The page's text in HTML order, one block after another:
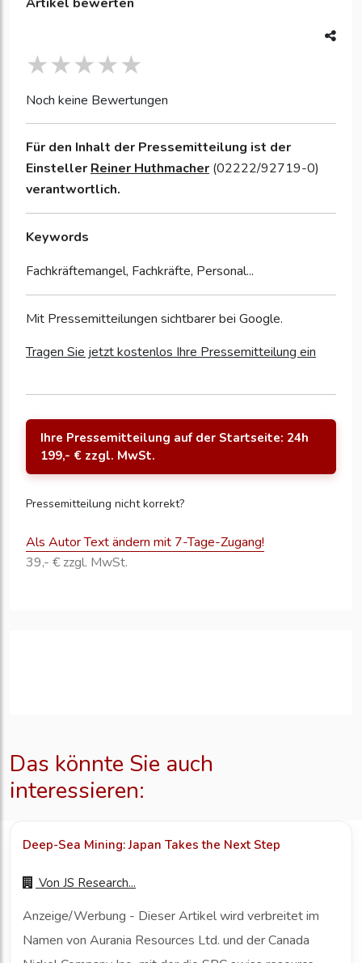
Noch keine Bewertungen
Für den Inhalt der Pressemitteilung ist der
Einsteller Reiner Huthmacher (02222/92719-0)
verantwortlich.
Keywords
Fachkräftemangel, Fachkräfte, Personal...
Mit Pressemitteilungen sichtbarer bei Google.
Tragen Sie jetzt kostenlos Ihre Pressemitteilung ein
Ihre Pressemitteilung auf der Startseite: 24h
199,- € zzgl. MwSt.
Pressemitteilung nicht korrekt?
Als Autor Text ändern mit 7-Tage-Zugang!
39,- € zzgl. MwSt.
Das könnte Sie auch
interessieren:
Deep-Sea Mining: Japan Takes the Next Step
Von JS Research...
Anzeige/Werbung - Dieser Artikel wird verbreitet im
Namen von Aurania Resources Ltd. und der Canada